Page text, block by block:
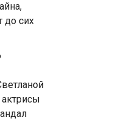
до сих